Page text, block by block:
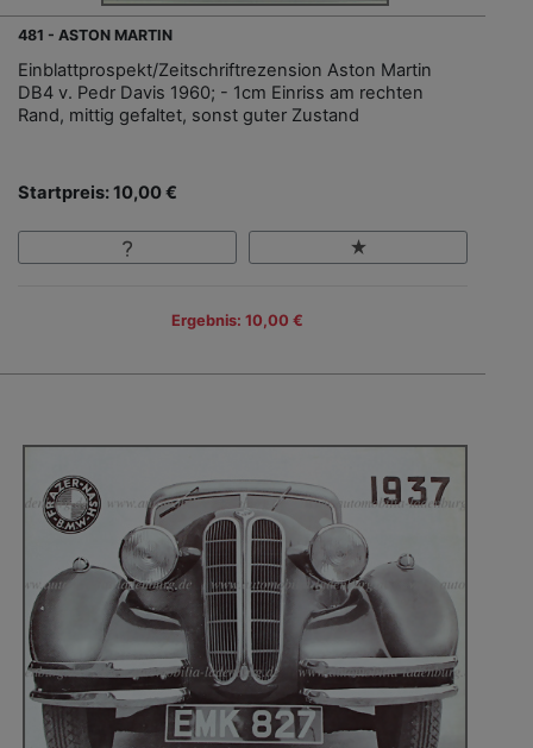
481 - ASTON MARTIN
Einblattprospekt/Zeitschriftrezension Aston Martin
DB4 v. Pedr Davis 1960; - 1cm Einriss am rechten
Rand, mittig gefaltet, sonst guter Zustand
Startpreis: 10,00 €
Ergebnis: 10,00 €